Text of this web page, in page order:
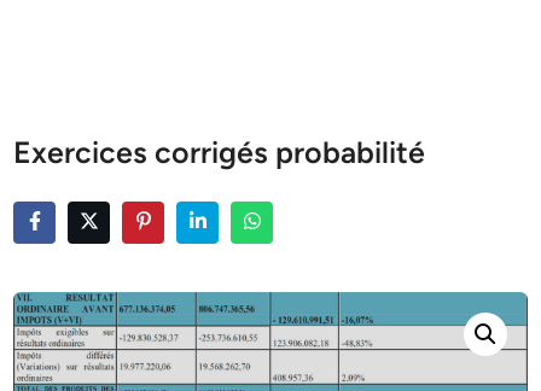
Exercices corrigés probabilité